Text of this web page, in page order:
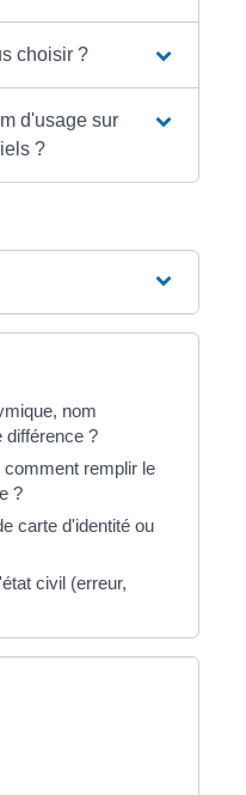
choisir ?
d'usage sur
?
nom
différence ?
remplir le
?
carte d'identité ou
civil (erreur,